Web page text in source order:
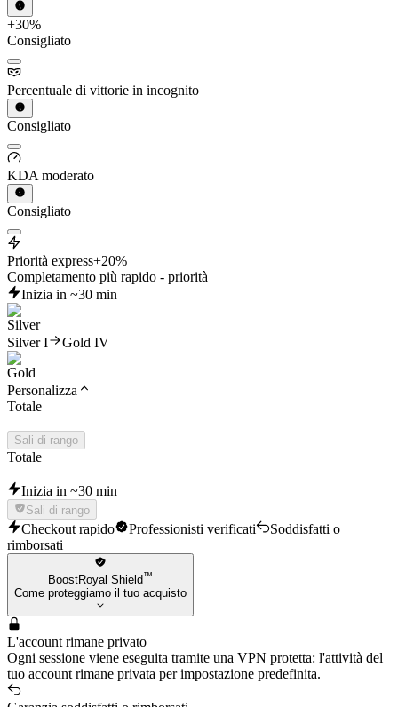
+30%
Consigliato
Percentuale di vittorie in incognito
Consigliato
KDA moderato
Consigliato
Priorità express+20%
Completamento più rapido - priorità
Inizia in ~30 min
Silver I Gold IV
Personalizza
Totale
Sali di rango
Totale
Inizia in ~30 min
Sali di rango
Checkout rapido Professionisti verificati
Soddisfatti o
rimborsati
BoostRoyal Shield™
Come proteggiamo il tuo acquisto
L'account rimane privato
Ogni sessione viene eseguita tramite una VPN protetta: l'attività del
tuo account rimane privata per impostazione predefinita.